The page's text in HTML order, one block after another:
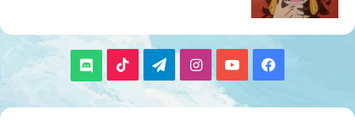
Facebook
YouTube
Instagram
Telegram
TikTok
Discord